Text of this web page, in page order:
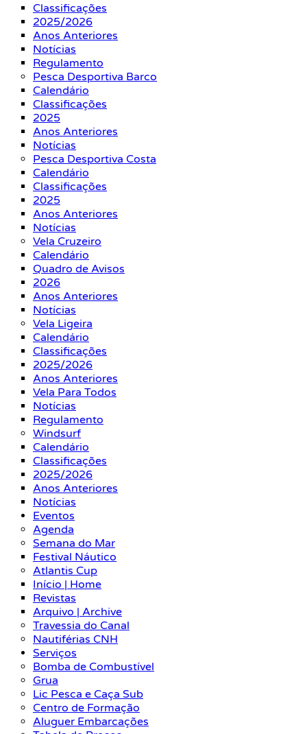
Classificações
2025/2026
Anos Anteriores
Notícias
Regulamento
Pesca Desportiva Barco
Calendário
Classificações
2025
Anos Anteriores
Notícias
Pesca Desportiva Costa
Calendário
Classificações
2025
Anos Anteriores
Notícias
Vela Cruzeiro
Calendário
Quadro de Avisos
2026
Anos Anteriores
Notícias
Vela Ligeira
Calendário
Classificações
2025/2026
Anos Anteriores
Vela Para Todos
Notícias
Regulamento
Windsurf
Calendário
Classificações
2025/2026
Anos Anteriores
Notícias
Eventos
Agenda
Semana do Mar
Festival Náutico
Atlantis Cup
Início | Home
Revistas
Arquivo | Archive
Travessia do Canal
Nautiférias CNH
Serviços
Bomba de Combustível
Grua
Lic Pesca e Caça Sub
Centro de Formação
Aluguer Embarcações